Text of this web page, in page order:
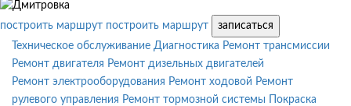
построить маршрут построить маршрут
записаться
Техническое обслуживание Диагностика Ремонт трансмиссии
Ремонт двигателя Ремонт дизельных двигателей
Ремонт электрооборудования Ремонт ходовой Ремонт
рулевого управления Ремонт тормозной системы
Покраска